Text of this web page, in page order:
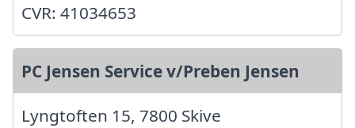
CVR: 41034653
PC Jensen Service v/Preben Jensen
Lyngtoften 15, 7800 Skive